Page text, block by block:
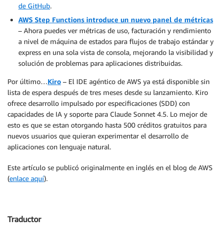
de GitHub.
AWS Step Functions introduce un nuevo panel de métricas
– Ahora puedes ver métricas de uso, facturación y rendimiento
a nivel de máquina de estados para flujos de trabajo estándar y
express en una sola vista de consola, mejorando la visibilidad y
solución de problemas para aplicaciones distribuidas.
Por último…Kiro – El IDE agéntico de AWS ya está disponible sin
lista de espera después de tres meses desde su lanzamiento. Kiro
ofrece desarrollo impulsado por especificaciones (SDD) con
capacidades de IA y soporte para Claude Sonnet 4.5. Lo mejor de
esto es que se estan otorgando hasta 500 créditos gratuitos para
nuevos usuarios que quieran experimentar el desarrollo de
aplicaciones con lenguaje natural.
Este artículo se publicó originalmente en inglés en el blog de AWS
(enlace aquí).
Traductor